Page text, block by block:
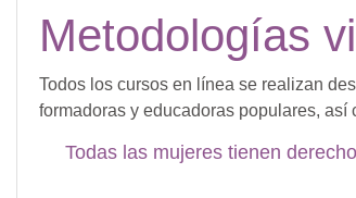
Metodologías
Todos los cursos en línea se realizan
formadoras y educadoras populares,
Todas las mujeres tienen